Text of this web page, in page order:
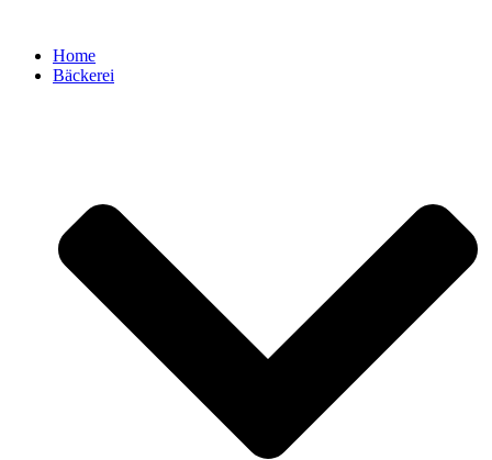
springenHome
Bäckerei